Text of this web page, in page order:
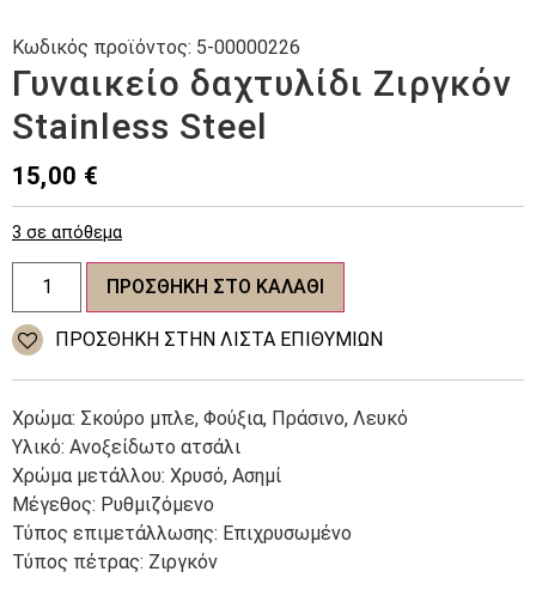
Γυναικείο δαχτυλίδι Ζιργκόν
Stainless Steel
15,00 €
Χρώμα: Σκούρο μπλε, Φούξια, Πράσινο, Λευκό
Υλικό: Ανοξείδωτο ατσάλι
Χρώμα μετάλλου: Χρυσό, Ασημί
Μέγεθος: Ρυθμιζόμενο
Τύπος επιμετάλλωσης: Επιχρυσωμένο
Τύπος πέτρας: Ζιργκόν
3 σε απόθεμα
Γυναικείο
δαχτυλίδι
Ζιργκόν
Stainless
Steel
ΠΡΟΣΘΉΚΗ ΣΤΟ ΚΑΛΆΘΙ
ΠΡΌΣΘΉΚΗ ΣΤΗΝ ΛΊΣΤΑ ΕΠΙΘΥΜΙΏΝ
Κωδικός προϊόντος: 5-00000226